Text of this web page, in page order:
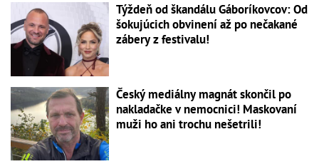
Týždeň od škandálu Gáboríkovcov: Od
šokujúcich obvinení až po nečakané
zábery z festivalu!
Český mediálny magnát skončil po
nakladačke v nemocnici! Maskovaní
muži ho ani trochu nešetrili!